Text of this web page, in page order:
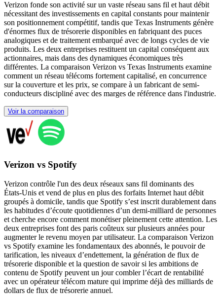
Verizon fonde son activité sur un vaste réseau sans fil et haut débit
nécessitant des investissements en capital constants pour maintenir
son positionnement compétitif, tandis que Texas Instruments génère
d'énormes flux de trésorerie disponibles en fabriquant des puces
analogiques et de traitement embarqué avec de longs cycles de vie
produits. Les deux entreprises restituent un capital conséquent aux
actionnaires, mais dans des dynamiques économiques très
différentes. La comparaison Verizon vs Texas Instruments examine
comment un réseau télécoms fortement capitalisé, en concurrence
sur la couverture et les prix, se compare à un fabricant de semi-
conducteurs discipliné avec des marges de référence dans l'industrie.
Voir la comparaison
Verizon vs Spotify
Verizon contrôle l'un des deux réseaux sans fil dominants des
États‑Unis et vend de plus en plus des forfaits Internet haut débit
groupés à domicile, tandis que Spotify s’est inscrit durablement dans
les habitudes d’écoute quotidiennes d’un demi-milliard de personnes
et cherche encore comment monétiser pleinement cette attention. Les
deux entreprises font des paris coûteux sur plusieurs années pour
augmenter le revenu moyen par utilisateur. La comparaison Verizon
vs Spotify examine les fondamentaux des abonnés, le pouvoir de
tarification, les niveaux d’endettement, la génération de flux de
trésorerie disponible et la question de savoir si les ambitions de
contenu de Spotify peuvent un jour combler l’écart de rentabilité
avec un opérateur télécom mature qui imprime déjà des milliards de
dollars de flux de trésorerie annuel.